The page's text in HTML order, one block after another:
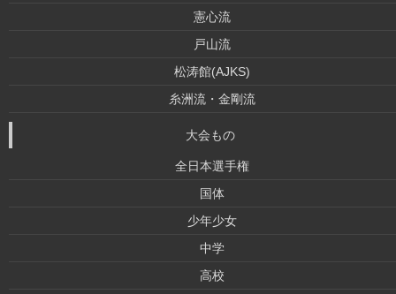
憲心流
戸山流
松涛館(AJKS)
糸洲流・金剛流
大会もの
全日本選手権
国体
少年少女
中学
高校